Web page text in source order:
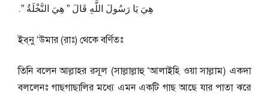
هِيَ يَا رَسُولَ اللَّهِ قَالَ ‏”‏ هِيَ النَّخْلَةُ ‏”‏‏.‏
ইব্‌নু ‘উমার (রাঃ) থেকে বর্ণিতঃ
তিনি বলেন আল্লাহর রসূল (সাল্লাল্লাহু ‘আলাইহি ওয়া সাল্লাম) একদা
বললেনঃ গাছগাছালির মধ্যে এমন একটি গাছ আছে যার পাতা ঝরে